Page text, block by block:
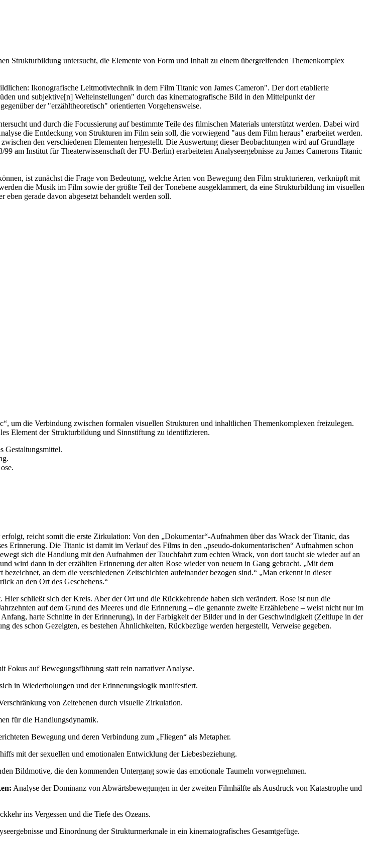
Strukturbildung untersucht, die Elemente von Form und Inhalt zu einem übergreifenden Themenkomplex
Ikonografische Leitmotivtechnik in dem Film Titanic von James Cameron". Der dort etablierte
und subjektive[n] Welteinstellungen" durch das kinematografische Bild in den Mittelpunkt der
der "erzähltheoretisch" orientierten Vorgehensweise.
und durch die Focussierung auf bestimmte Teile des filmischen Materials unterstützt werden. Dabei wird
die Entdeckung von Strukturen im Film sein soll, die vorwiegend "aus dem Film heraus" erarbeitet werden.
den verschiedenen Elementen hergestellt. Die Auswertung dieser Beobachtungen wird auf Grundlage
Institut für Theaterwissenschaft der FU-Berlin) erarbeiteten Analyseergebnisse zu James Camerons Titanic
ist zunächst die Frage von Bedeutung, welche Arten von Bewegung den Film strukturieren, verknüpft mit
die Musik im Film sowie der größte Teil der Tonebene ausgeklammert, da eine Strukturbildung im visuellen
gerade davon abgesetzt behandelt werden soll.
um die Verbindung zwischen formalen visuellen Strukturen und inhaltlichen Themenkomplexen freizulegen.
Element der Strukturbildung und Sinnstiftung zu identifizieren.
Gestaltungsmittel.
reicht somit die erste Zirkulation: Von den „Dokumentar“-Aufnahmen über das Wrack der Titanic, das
Erinnerung. Die Titanic ist damit im Verlauf des Films in den „pseudo-dokumentarischen“ Aufnahmen schon
sich die Handlung mit den Aufnahmen der Tauchfahrt zum echten Wrack, von dort taucht sie wieder auf an
wird dann in der erzählten Erinnerung der alten Rose wieder von neuem in Gang gebracht. „Mit dem
an dem die verschiedenen Zeitschichten aufeinander bezogen sind.“ „Man erkennt in dieser
an den Ort des Geschehens.“
schließt sich der Kreis. Aber der Ort und die Rückkehrende haben sich verändert. Rose ist nun die
auf dem Grund des Meeres und die Erinnerung – die genannte zweite Erzählebene – weist nicht nur im
harte Schnitte in der Erinnerung), in der Farbigkeit der Bilder und in der Geschwindigkeit (Zeitlupe in der
des schon Gezeigten, es bestehen Ähnlichkeiten, Rückbezüge werden hergestellt, Verweise gegeben.
Fokus auf Bewegungsführung statt rein narrativer Analyse.
in Wiederholungen und der Erinnerungslogik manifestiert.
von Zeitebenen durch visuelle Zirkulation.
für die Handlungsdynamik.
Bewegung und deren Verbindung zum „Fliegen“ als Metapher.
mit der sexuellen und emotionalen Entwicklung der Liebesbeziehung.
Bildmotive, die den kommenden Untergang sowie das emotionale Taumeln vorwegnehmen.
Analyse der Dominanz von Abwärtsbewegungen in der zweiten Filmhälfte als Ausdruck von Katastrophe und
ins Vergessen und die Tiefe des Ozeans.
und Einordnung der Strukturmerkmale in ein kinematografisches Gesamtgefüge.